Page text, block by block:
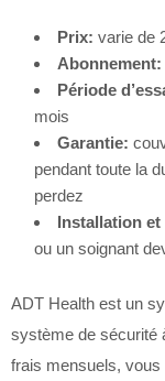
Prix: varie de
Abonnement:
Période
mois
Garantie:
pendant toute la
perdez
Installation
ou un soignant
ADT Health est un
système de sécurité
frais mensuels,